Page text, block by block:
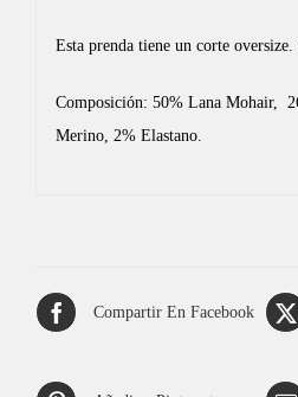
Esta prenda tiene un corte
Composición: 50% Lana Mohair,
Merino, 2% Elastano.
Compartir En Facebook